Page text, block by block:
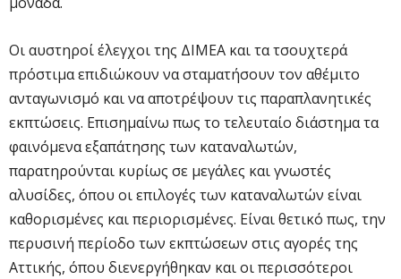
Οι αυστηροί έλεγχοι της ΔΙΜΕΑ και τα τσουχτερά
πρόστιμα επιδιώκουν να σταματήσουν τον αθέμιτο
ανταγωνισμό και να αποτρέψουν τις παραπλανητικές
εκπτώσεις. Επισημαίνω πως το τελευταίο διάστημα τα
φαινόμενα εξαπάτησης των καταναλωτών,
παρατηρούνται κυρίως σε μεγάλες και γνωστές
αλυσίδες, όπου οι επιλογές των καταναλωτών είναι
καθορισμένες και περιορισμένες. Είναι θετικό πως, την
περυσινή περίοδο των εκπτώσεων στις αγορές της
Αττικής, όπου διενεργήθηκαν και οι περισσότεροι